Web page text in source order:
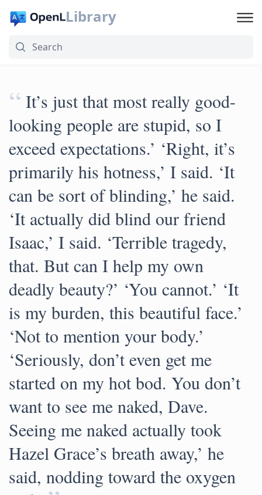
Library
“ It’s just that most really good-
looking people are stupid, so I
exceed expectations.’ ‘Right, it’s
primarily his hotness,’ I said. ‘It
can be sort of blinding,’ he said.
‘It actually did blind our friend
Isaac,’ I said. ‘Terrible tragedy,
that. But can I help my own
deadly beauty?’ ‘You cannot.’ ‘It
is my burden, this beautiful face.’
‘Not to mention your body.’
‘Seriously, don’t even get me
started on my hot bod. You don’t
want to see me naked, Dave.
Seeing me naked actually took
Hazel Grace’s breath away,’ he
said, nodding toward the oxygen